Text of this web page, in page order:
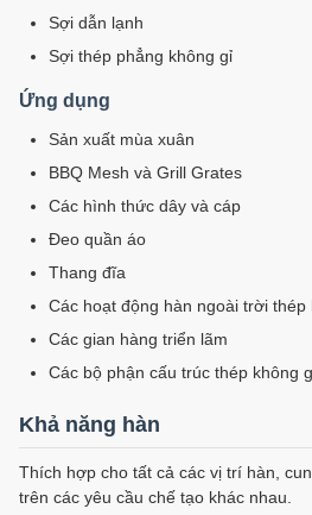
Sợi dẫn lạnh
Sợi thép phẳng không gỉ
Ứng dụng
Sản xuất mùa xuân
BBQ Mesh và Grill Grates
Các hình thức dây và cáp
Đeo quần áo
Thang đĩa
Các hoạt động hàn ngoài trời thép
Các gian hàng triển lãm
Các bộ phận cấu trúc thép không
Khả năng hàn
Thích hợp cho tất cả các vị trí hàn,
trên các yêu cầu chế tạo khác nhau.